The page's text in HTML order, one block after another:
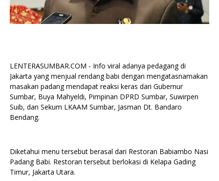
LENTERASUMBAR.COM - Info viral adanya pedagang di
Jakarta yang menjual rendang babi dengan mengatasnamakan
masakan padang mendapat reaksi keras dari Gubernur
Sumbar, Buya Mahyeldi, Pimpinan DPRD Sumbar, Suwirpen
Suib, dan Sekum LKAAM Sumbar, Jasman Dt. Bandaro
Bendang.
Diketahui menu tersebut berasal dari Restoran Babiambo Nasi
Padang Babi. Restoran tersebut berlokasi di Kelapa Gading
Timur, Jakarta Utara.